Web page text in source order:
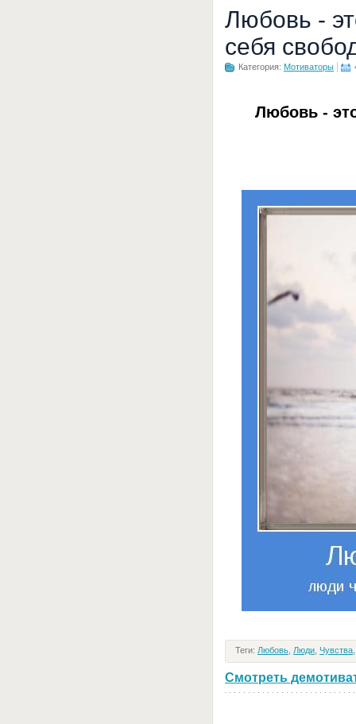
Любовь -
себя
Категория: Мотиваторы
Любовь -
Теги: Любовь Люди Чувства
Смотреть